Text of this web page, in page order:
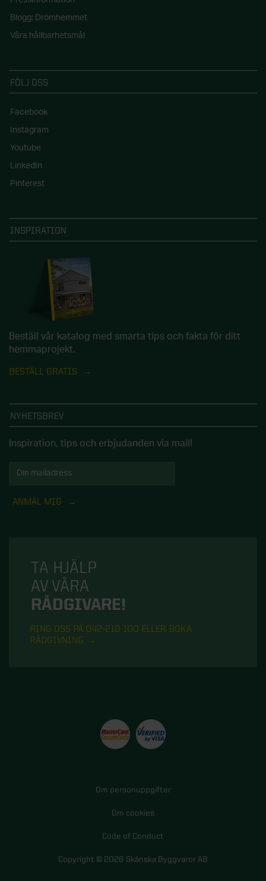
Blogg: Drömhemmet
Våra hållbarhetsmål
FÖLJ OSS
Facebook
Instagram
Youtube
LinkedIn
Pinterest
INSPIRATION
Beställ vår katalog med smarta tips och fakta för ditt
hemmaprojekt.
BESTÄLL GRATIS
NYHETSBREV
Inspiration, tips och erbjudanden via mail!
ANMÄL MIG
TA HJÄLP
AV VÅRA
RÅDGIVARE!
RING OSS PÅ 042-210 100 ELLER BOKA
RÅDGIVNING
Om personuppgifter
Om cookies
Code of Conduct
Copyright © 2026 Skånska Byggvaror AB